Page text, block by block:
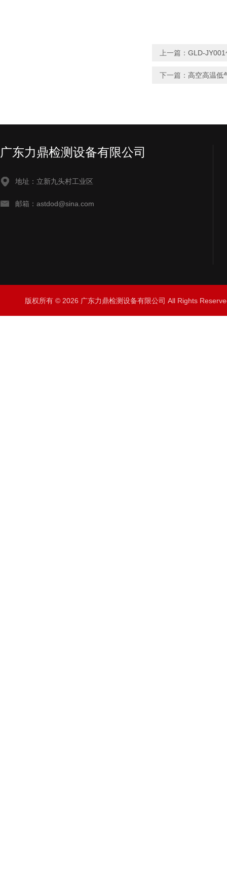
上一篇： GLD-
下一篇： 高空高温低
广东力鼎检测设备有限公司
地址：立新九头村工业区
邮箱：astdod@sina.com
版权所有 © 2026 广东力鼎检测设备有限公司 All Rights